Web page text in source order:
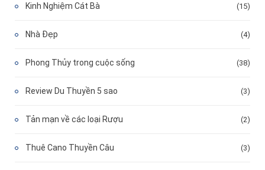
Kinh Nghiệm Cát Bà (15)
Nhà Đẹp (4)
Phong Thủy trong cuộc sống (38)
Review Du Thuyền 5 sao (3)
Tản mạn về các loại Rượu (2)
Thuê Cano Thuyền Câu (3)